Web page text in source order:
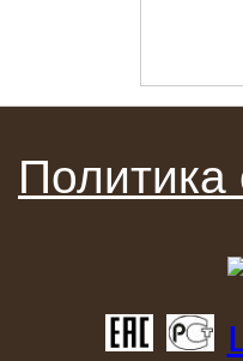
6-10